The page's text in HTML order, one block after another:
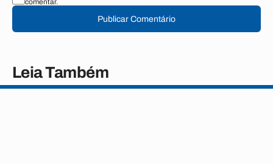
comentar.
Publicar Comentário
Leia Também